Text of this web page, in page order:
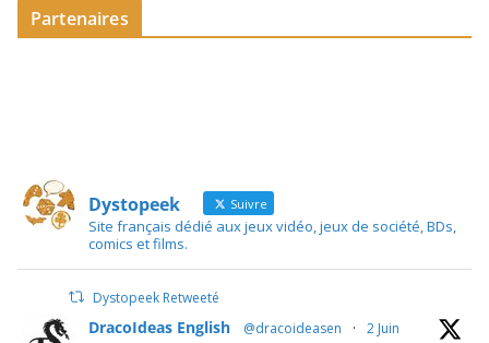
Partenaires
Dystopeek Suivre
Site français dédié aux jeux vidéo, jeux de société, BDs,
comics et films.
Dystopeek Retweeté
DracoIdeas English @dracoideasen · 2 Juin